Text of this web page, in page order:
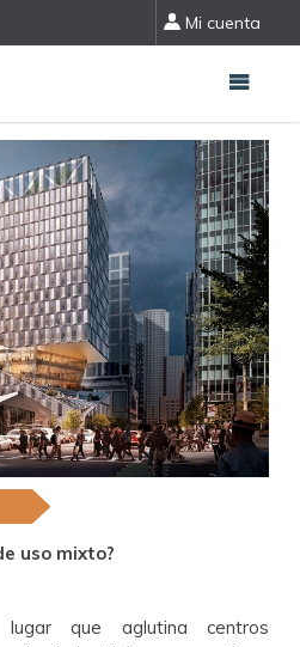
Mi cuenta
uso mixto?
que aglutina centros